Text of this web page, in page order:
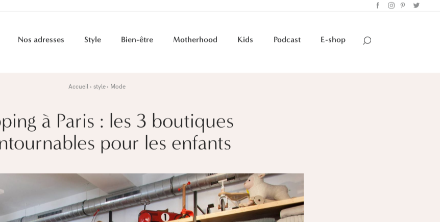
Nos adresses Style Bien-être Motherhood Kids Podcast E-shop
Accueil style Mode
à Paris : les 3 boutiques
pour les enfants